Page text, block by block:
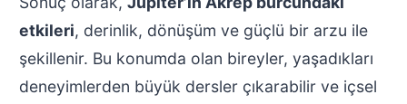
etkileri, derinlik, dönüşüm ve güçlü bir arzu ile
şekillenir. Bu konumda olan bireyler, yaşadıkları
deneyimlerden büyük dersler çıkarabilir ve içsel